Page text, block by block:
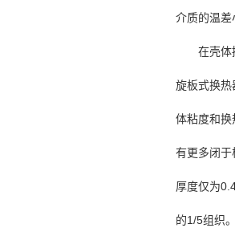
介质的温差
在壳体
旋板式换
体粘度和换
有更多闭于
厚度仅为
的1/5组织